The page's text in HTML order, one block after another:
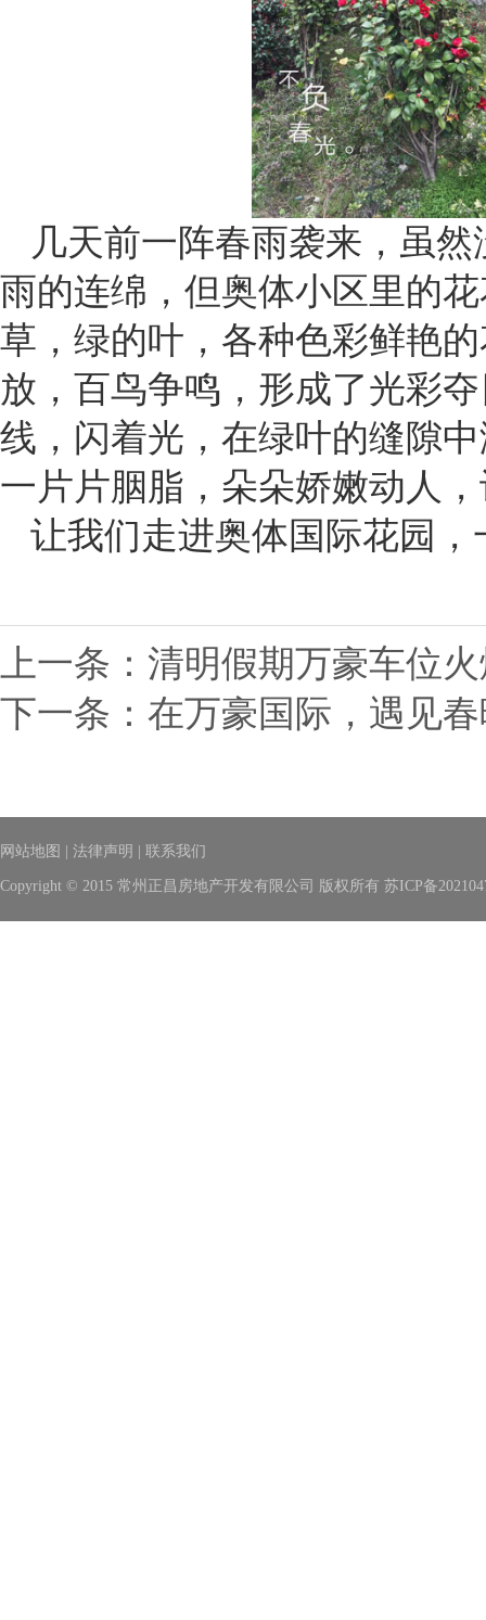
几天前一阵春雨袭来，虽
雨的连绵，但奥体小区里的
草，绿的叶，各种色彩鲜艳
放，百鸟争鸣，形成了光彩
线，闪着光，在绿叶的缝隙
一片片胭脂，朵朵娇嫩动人
让我们走进奥体国际花园
上一条： 清明假期万豪车位
下一条： 在万豪国际，遇见
网站地图 法律声明 联系我们
Copyright © 2015 常州正昌房地产开发有限公司 版权所有 苏ICP备